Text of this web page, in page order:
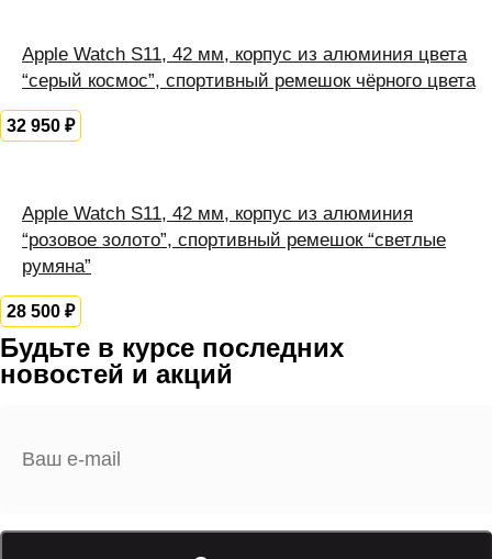
Apple Watch S11, 42 мм, корпус из алюминия цвета
“серый космос”, спортивный ремешок чёрного цвета
32 950 ₽
Apple Watch S11, 42 мм, корпус из алюминия
“розовое золото”, спортивный ремешок “светлые
румяна”
28 500 ₽
Будьте в курсе последних
новостей и акций